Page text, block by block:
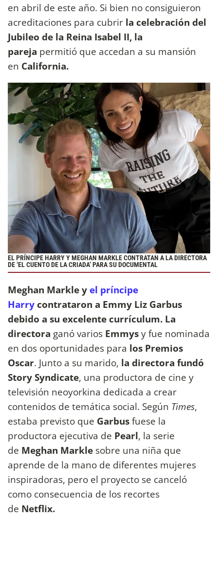
en abril de este año. Si bien no consiguieron
acreditaciones para cubrir la celebración del
Jubileo de la Reina Isabel II, la
pareja permitió que accedan a su mansión
en California.
EL PRÍNCIPE HARRY Y MEGHAN MARKLE CONTRATAN A LA DIRECTORA
DE ‘EL CUENTO DE LA CRIADA’ PARA SU DOCUMENTAL
Meghan Markle y el príncipe
Harry contrataron a Emmy Liz Garbus
debido a su excelente currículum. La
directora ganó varios Emmysy fue nominada
en dos oportunidades para los Premios
Oscar. Junto a su marido, la directora fundó
Story Syndicate, una productora de cine y
televisión neoyorkina dedicada a crear
contenidos de temática social. Según Times,
estaba previsto que Garbusfuese la
productora ejecutiva de Pearl, la serie
de Meghan Markle sobre una niña que
aprende de la mano de diferentes mujeres
inspiradoras, pero el proyecto se canceló
como consecuencia de los recortes
de Netflix.